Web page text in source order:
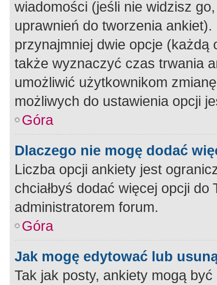
wiadomości (jeśli nie widzisz
uprawnień do tworzenia
przynajmniej dwie opcje
także wyznaczyć czas trwania
umożliwić użytkownikom
możliwych do ustawienia opcji
Góra
Dlaczego nie mogę dodać
Liczba opcji ankiety jest
chciałbyś dodać więcej opcji
administratorem forum.
Góra
Jak mogę edytować lub
Tak jak posty, ankiety mogą